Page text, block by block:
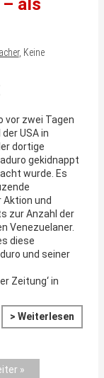
als
, Keine
vor zwei Tagen
USA in
dortige
gekidnappt
wurde. Es
Aktion und
zur Anzahl der
Venezuelaner.
diese
und seiner
Zeitung‘ in
> Weiterlesen
»